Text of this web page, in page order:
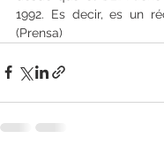
1992. Es decir, es un
(Prensa)